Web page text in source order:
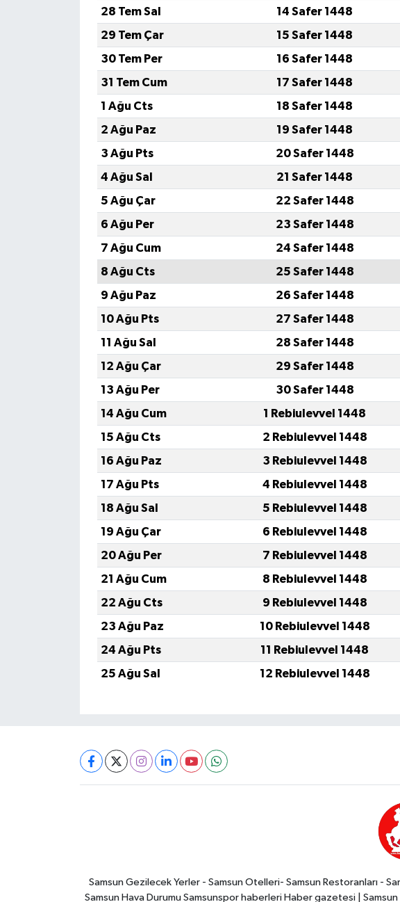
28 Tem Sal
14 Safer 1448
29 Tem Çar
15 Safer 1448
30 Tem Per
16 Safer 1448
31 Tem Cum
17 Safer 1448
1 Ağu Cts
18 Safer 1448
2 Ağu Paz
19 Safer 1448
3 Ağu Pts
20 Safer 1448
4 Ağu Sal
21 Safer 1448
5 Ağu Çar
22 Safer 1448
6 Ağu Per
23 Safer 1448
7 Ağu Cum
24 Safer 1448
8 Ağu Cts
25 Safer 1448
9 Ağu Paz
26 Safer 1448
10 Ağu Pts
27 Safer 1448
11 Ağu Sal
28 Safer 1448
12 Ağu Çar
29 Safer 1448
13 Ağu Per
30 Safer 1448
14 Ağu Cum
1 Rebiulevvel 1448
15 Ağu Cts
2 Rebiulevvel 1448
16 Ağu Paz
3 Rebiulevvel 1448
17 Ağu Pts
4 Rebiulevvel 1448
18 Ağu Sal
5 Rebiulevvel 1448
19 Ağu Çar
6 Rebiulevvel 1448
20 Ağu Per
7 Rebiulevvel 1448
21 Ağu Cum
8 Rebiulevvel 1448
22 Ağu Cts
9 Rebiulevvel 1448
23 Ağu Paz
10 Rebiulevvel 1448
24 Ağu Pts
11 Rebiulevvel 1448
25 Ağu Sal
12 Rebiulevvel 1448
Samsun Gezilecek Yerler - Samsun Otelleri- Samsun Restoranları -
Samsun Hava Durumu Samsunspor haberleri Haber gazetesi |